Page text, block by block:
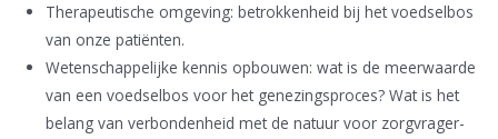
Therapeutische omgeving: betrokkenheid bij het voedselbos
van onze patiënten.
Wetenschappelijke kennis opbouwen: wat is de meerwaarde
van een voedselbos voor het genezingsproces? Wat is het
belang van verbondenheid met de natuur voor zorgvrager-